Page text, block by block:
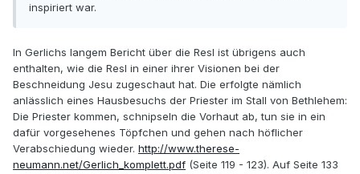
inspiriert war.
In Gerlichs langem Bericht über die Resl ist übrigens auch
enthalten, wie die Resl in einer ihrer Visionen bei der
Beschneidung Jesu zugeschaut hat. Die erfolgte nämlich
anlässlich eines Hausbesuchs der Priester im Stall von Bethlehem:
Die Priester kommen, schnipseln die Vorhaut ab, tun sie in ein
dafür vorgesehenes Töpfchen und gehen nach höflicher
Verabschiedung wieder. http://www.therese-
neumann.net/Gerlich_komplett.pdf (Seite 119 - 123). Auf Seite 133